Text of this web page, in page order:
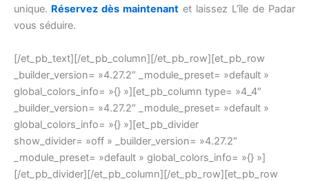
unique. Réservez dès maintenant et laissez L’île de Padar
vous séduire.
[/et_pb_text][/et_pb_column][/et_pb_row][et_pb_row
_builder_version= »4.27.2″ _module_preset= »default »
global_colors_info= »{} »][et_pb_column type= »4_4″
_builder_version= »4.27.2″ _module_preset= »default »
global_colors_info= »{} »][et_pb_divider
show_divider= »off » _builder_version= »4.27.2″
_module_preset= »default » global_colors_info= »{} »]
[/et_pb_divider][/et_pb_column][/et_pb_row][et_pb_row